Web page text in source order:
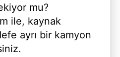
mu?
ile, kaynak
ayrı bir kamyon